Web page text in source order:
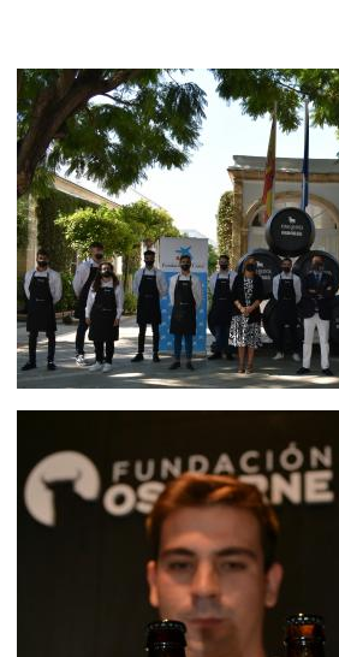
Fundación Osborne, CaixaBank y
mejorar la
FUNDACIÓN OSBORNE Y
TORO